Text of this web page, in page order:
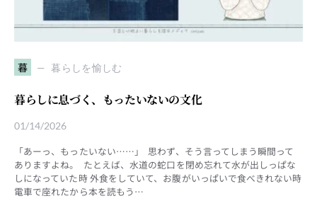
暮 暮らしを愉しむ
暮らしに息づく、もったいないの文化
01/14/2026
「あーっ、もったいない……」 思わず、そう言ってしまう瞬間って
ありますよね。 たとえば、水道の蛇口を閉め忘れて水が出しっぱな
しになっていた時 外食をしていて、お腹がいっぱいで食べきれない時
電車で座れたから本を読もう…